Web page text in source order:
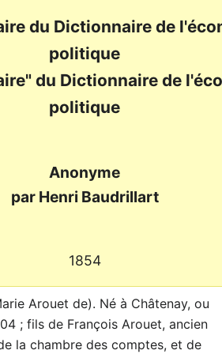
du Dictionnaire de
politique
du Dictionnaire de
politique
Anonyme
par Henri Baudrillart
1854
Arouet de). Né à Châtenay, ou
; fils de François Arouet, ancien
la chambre des comptes, et de